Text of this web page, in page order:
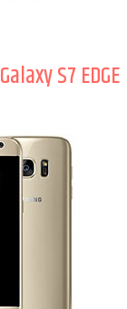
Galaxy S7 EDGE